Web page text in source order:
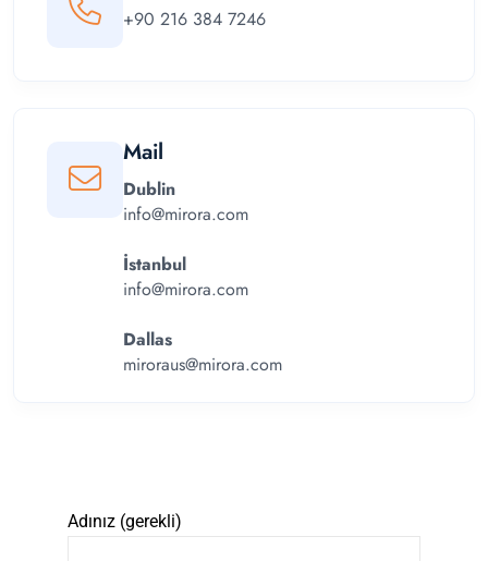
+90 216 384 7246
Mail
Dublin
info@mirora.com
İstanbul
info@mirora.com
Dallas
miroraus@mirora.com
Adınız (gerekli)